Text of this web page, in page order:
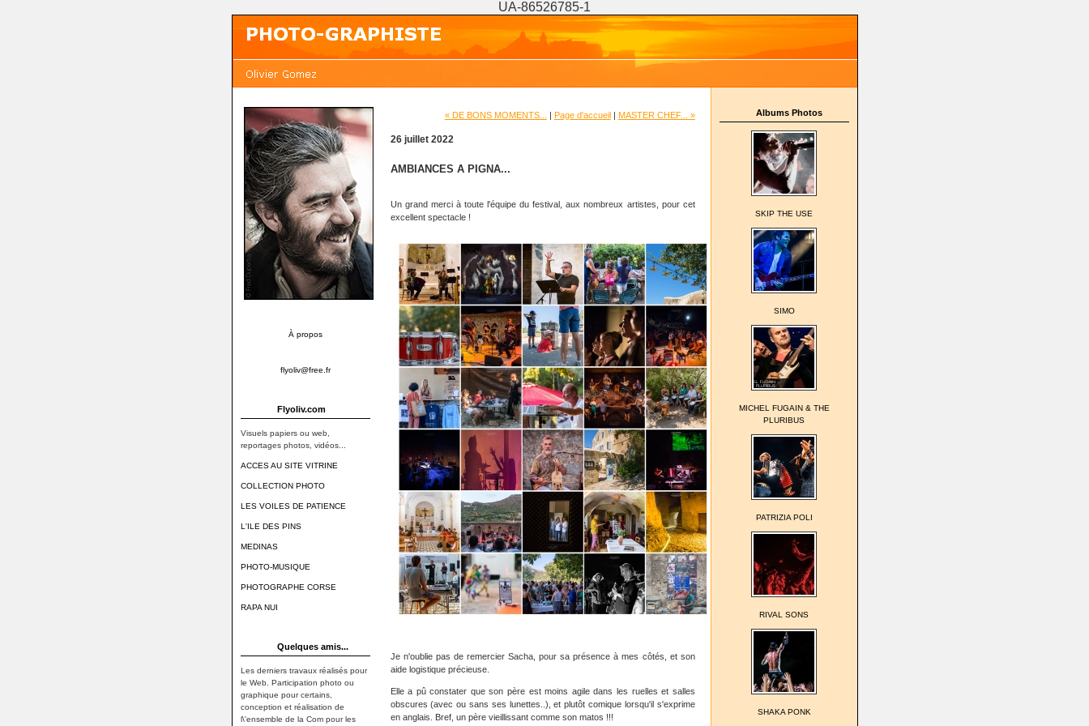
UA-86526785-1
À propos
flyoliv@free.fr
Flyoliv.com
Visuels papiers ou web,
reportages photos, vidéos...
ACCES AU SITE VITRINE
COLLECTION PHOTO
LES VOILES DE PATIENCE
L'ILE DES PINS
MEDINAS
PHOTO-MUSIQUE
PHOTOGRAPHE CORSE
RAPA NUI
Quelques amis...
Les derniers travaux réalisés pour
le Web. Participation photo ou
graphique pour certains,
conception et réalisation de
l\'ensemble de la Com pour les
Albums Photos
SKIP THE USE
SIMO
MICHEL FUGAIN & THE
PLURIBUS
PATRIZIA POLI
RIVAL SONS
SHAKA PONK
« DE BONS MOMENTS... | Page d'accueil| MASTER CHEF... »
26 juillet 2022
AMBIANCES A PIGNA...
Un grand merci à toute l'équipe du festival, aux nombreux artistes, pour cet
excellent spectacle !
Je n'oublie pas de remercier Sacha, pour sa présence à mes côtés, et son
aide logistique précieuse.
Elle a pû constater que son père est moins agile dans les ruelles et salles
obscures (avec ou sans ses lunettes..), et plutôt comique lorsqu'il s'exprime
en anglais. Bref, un père vieillissant comme son matos !!!